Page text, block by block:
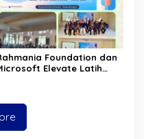
Foundation dan
Elevate Latih